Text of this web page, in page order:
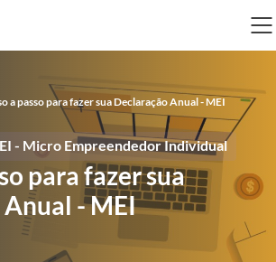
a passo para fazer sua Declaração Anual - MEI
- Micro Empreendedor Individual
para fazer sua
- MEI